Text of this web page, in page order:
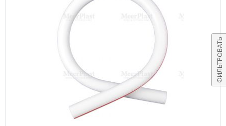
ФИЛЬТРОВАТЬ